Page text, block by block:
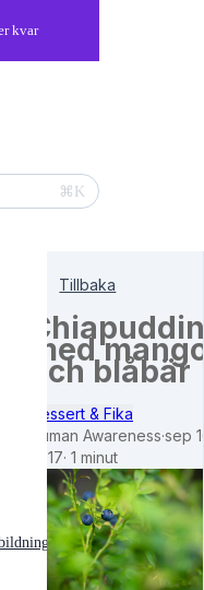
kvar
⌘K
➢
Tillbaka
med
och blåbär
Dessert & Fika
Human Awareness·sep
2017· 1 minut